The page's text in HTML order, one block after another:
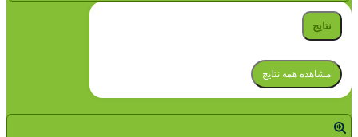
نتایج
مشاهده همه نتایج